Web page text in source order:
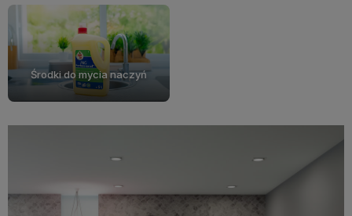
Środki do mycia naczyń